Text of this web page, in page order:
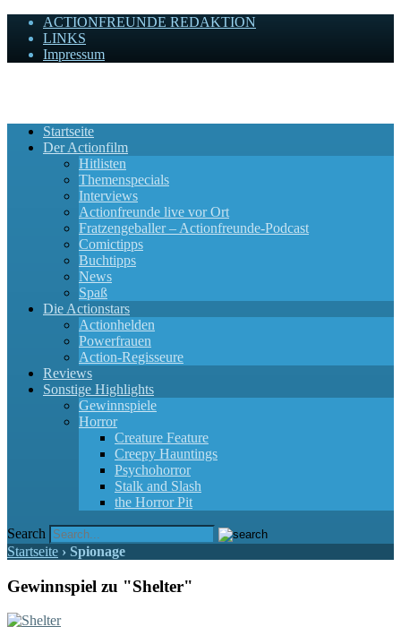
ACTIONFREUNDE REDAKTION
LINKS
Impressum
Startseite
Der Actionfilm
Hitlisten
Themenspecials
Interviews
Actionfreunde live vor Ort
Fratzengeballer – Actionfreunde-Podcast
Comictipps
Buchtipps
News
Spaß
Die Actionstars
Actionhelden
Powerfrauen
Action-Regisseure
Reviews
Sonstige Highlights
Gewinnspiele
Horror
Creature Feature
Creepy Hauntings
Psychohorror
Stalk and Slash
the Horror Pit
Search
Startseite › Spionage
Gewinnspiel zu "Shelter"